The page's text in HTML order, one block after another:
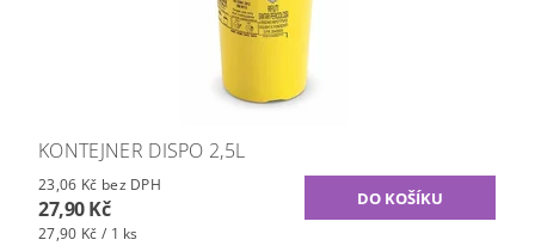
KONTEJNER DISPO 2,5L
23,06 Kč bez DPH
27,90 Kč
27,90 Kč / 1 ks